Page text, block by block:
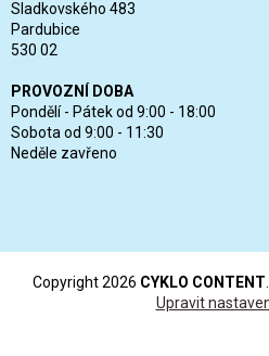
Sladkovského 483
Pardubice
530 02
PROVOZNÍ DOBA
Pondělí - Pátek od 9:00 - 18:00
Sobota od 9:00 - 11:30
Neděle zavřeno
Copyright 2026 CYKLO CONTENT
Upravit